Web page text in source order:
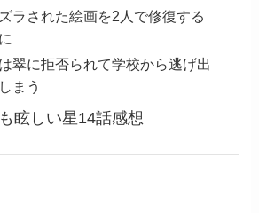
ラされた絵画を2人で修復する
翠に拒否られて学校から逃げ出
まう
眩しい星14話感想